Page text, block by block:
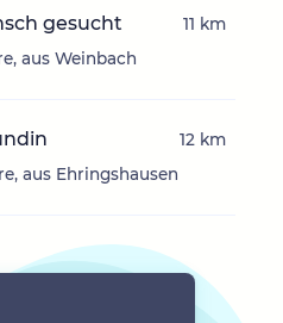
gesucht
aus Weinbach
11 km
aus Ehringshausen
12 km